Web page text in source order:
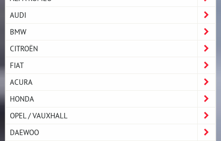
AUDI
BMW
CITROËN
FIAT
ACURA
HONDA
OPEL / VAUXHALL
DAEWOO